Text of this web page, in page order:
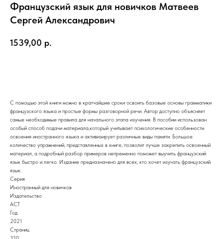
Французский язык для новичков Матвеев
Сергей Александрович
1539,00 р.
С помощью этой книги можно в кратчайшие сроки освоить базовые основы грамматики
французского языка и простые формы разговорной речи. Автор доступно объясняет
самые необходимые правила для начального этапа изучения. В пособии использован
особый способ подачи материала,который учитывает психологические особенности
освоения иностранного языка и активизирует различные виды памяти. Большое
количество упражнений, представленных в книге, позволит лучше закрепить освоенный
материал, а подробный разбор примеров непременно поможет выучить французский
язык быстро и легко. Издание предназначено для всех, кто хочет изучать французский
язык.
Серия
Иностранный для новичков
Издательство
АСТ
Год
2021
Страниц